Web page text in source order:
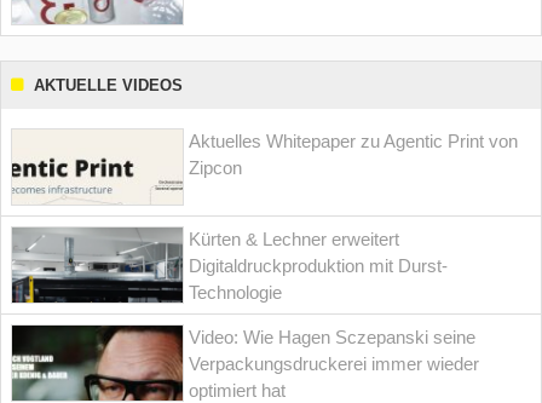
AKTUELLE VIDEOS
Aktuelles Whitepaper zu Agentic Print von
Zipcon
Kürten & Lechner erweitert
Digitaldruckproduktion mit Durst-
Technologie
Video: Wie Hagen Sczepanski seine
Verpackungsdruckerei immer wieder
optimiert hat